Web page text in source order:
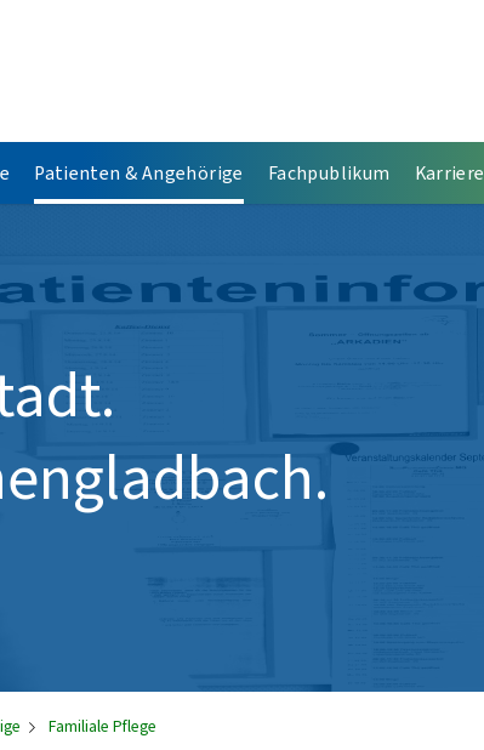
Patienten & Angehörige Fachpublikum Karriere
Familiale Pflege